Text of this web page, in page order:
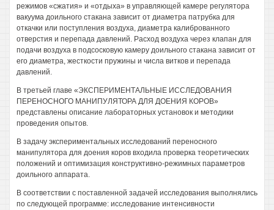
режимов «сжатия» и «отдыха» в управляющей камере регулятора
вакуума доильного стакана зависит от диаметра патрубка для
откачки или поступления воздуха, диаметра калиброванного
отверстия и перепада давлений. Расход воздуха через клапан для
подачи воздуха в подсосковую камеру доильного стакана зависит от
его диаметра, жесткости пружины и числа витков и перепада
давлений.
В третьей главе «ЭКСПЕРИМЕНТАЛЬНЫЕ ИССЛЕДОВАНИЯ
ПЕРЕНОСНОГО МАНИПУЛЯТОРА ДЛЯ ДОЕНИЯ КОРОВ»
представлены описание лабораторных установок и методики
проведения опытов.
В задачу экспериментальных исследований переносного
манипулятора для доения коров входила проверка теоретических
положений и оптимизация конструктивно-режимных параметров
доильного аппарата.
В соответствии с поставленной задачей исследования выполнялись
по следующей программе: исследование интенсивности